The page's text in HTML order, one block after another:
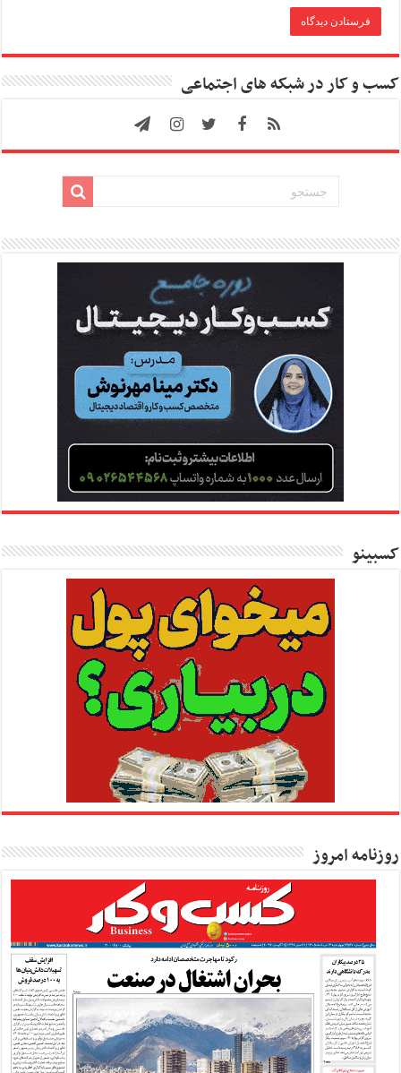
کسب و کار در شبکه های اجتماعی
کسبینو
روزنامه امروز